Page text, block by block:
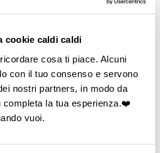
cookie caldi caldi
cosa ti piace. Alcuni
con il tuo consenso e servono
nostri partners, in modo da
completa la tua esperienza.❤️
vuoi.